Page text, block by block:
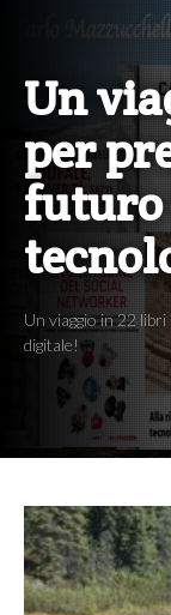
Un
per
Un viaggio in 22
digitale!